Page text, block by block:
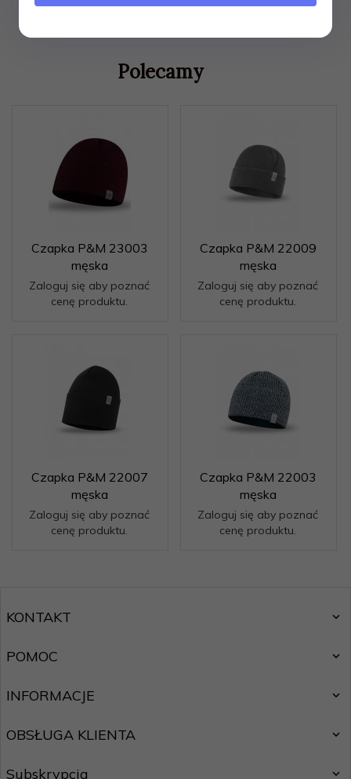
Polecamy
Czapka P&M 23003
męska
Zaloguj się aby poznać
cenę produktu.
Czapka P&M 22009
męska
Zaloguj się aby poznać
cenę produktu.
Czapka P&M 22007
męska
Zaloguj się aby poznać
cenę produktu.
Czapka P&M 22003
męska
Zaloguj się aby poznać
cenę produktu.
KONTAKT
POMOC
INFORMACJE
OBSŁUGA KLIENTA
Subskrypcja